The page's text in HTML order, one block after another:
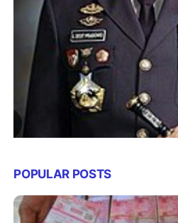
POPULAR POSTS